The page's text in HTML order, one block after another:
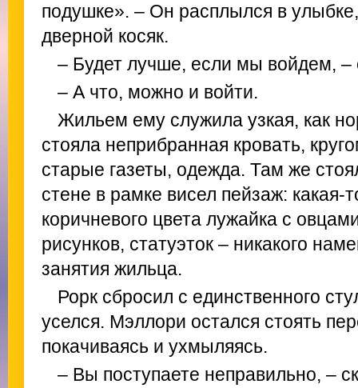
подушке». – Он расплылся в
дверной косяк.
– Будет лучше, если мы войдем, –
– А что, можно и войти.
Жильем ему служила узкая, как
стояла неприбранная кровать,
старые газеты, одежда. Там же
стене в рамке висел пейзаж: какая-
коричневого цвета лужайка с
рисунков, статуэток – никакого
занятия жильца.
Рорк сбросил с единственного
уселся. Мэллори остался стоять
покачиваясь и ухмыляясь.
– Вы поступаете неправильно, –